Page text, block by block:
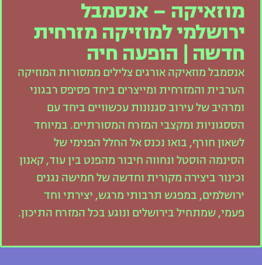
מוזאיקה – אנסמבל
ירושלמי למוזיקה מזרחית
חדשה | הופעה חיה
אנסמבל מוזאיקה אורגים צלילים ממסורות המוזיקה
הערבית והמזרחית ומייצרים ביחד פסיפס רבגוני
ומרהיב של עירוב סגנונות עכשוויים ביחד עם
הססגוניות ומקצבי המזרח המסורתיים. במיוחד
לשאון חורף, בואו נכנס אל החלל הפנימי של
הסינמה הוסטל ונחווה חיבור מהפנט בין עוד, קאנון
וכינור ביצירה מקורית וחדשה של חמישה נגנים
ירושלמים, במפגש תרבותי מרגש, יצירתי וחד
פעמי, שמתחיל בירושלים ונוגע בכל המזרח התיכון.